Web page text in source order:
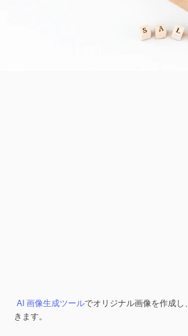
AI 画像生成ツールでオリジナル画像を作成し、
きます。